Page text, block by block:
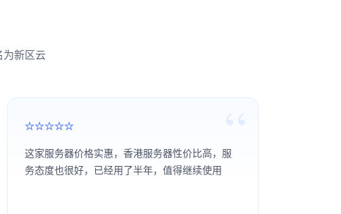
为新区云
这家服务器价格实惠，香港服务器性价比高，服
务态度也很好，已经用了半年，值得继续使用